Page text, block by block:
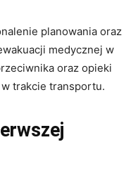
planowania oraz
medycznej w
oraz opieki
trakcie transportu.